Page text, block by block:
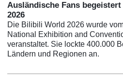
Ausländische Fans
2026
Die Bilibili World 2026 wurde
National Exhibition and
veranstaltet. Sie lockte 400.000
Ländern und Regionen an.